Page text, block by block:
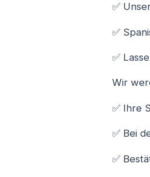
✅
✅
✅
Wir
✅ Ihre
✅ Bei
✅